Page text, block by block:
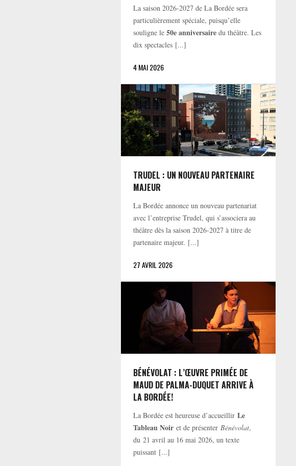
La saison 2026-2027 de La Bordée sera
particulièrement spéciale, puisqu’elle
souligne le50e anniversaire du théâtre. Les
dix spectacles [...]
4 MAI 2026
TRUDEL : UN NOUVEAU PARTENAIRE
MAJEUR
La Bordée annonce un nouveau partenariat
avec l’entreprise Trudel, qui s’associera au
théâtre dès la saison 2026-2027 à titre de
partenaire majeur. [...]
27 AVRIL 2026
BÉNÉVOLAT : L’ŒUVRE PRIMÉE DE
MAUD DE PALMA-DUQUET ARRIVE À
LA BORDÉE!
La Bordée est heureuse d’accueillirLe
Tableau Noir et de présenterBénévolat,
du 21 avril au 16 mai 2026, un texte
puissant [...]